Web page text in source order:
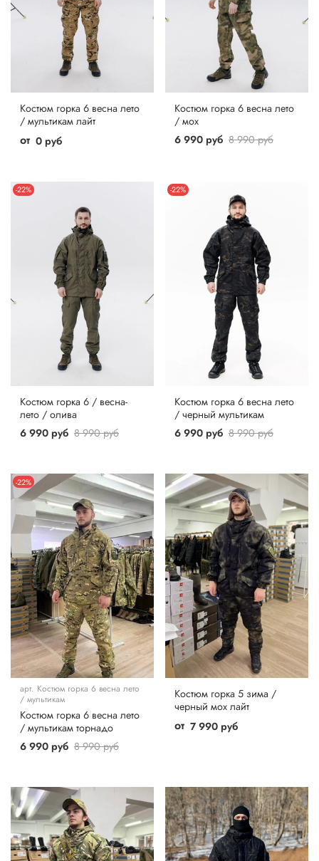
Костюм горка 6 весна лето
/ мультикам лайт
от 0 руб
Костюм горка 6 весна лето
/ мох
6 990 руб 8 990 руб
-22%
Костюм горка 6 / весна-
лето / олива
6 990 руб 8 990 руб
-22%
Костюм горка 6 весна лето
/ черный мультикам
6 990 руб 8 990 руб
-22%
арт. Костюм горка 6 весна лето
/ мультикам
Костюм горка 6 весна лето
/ мультикам торнадо
6 990 руб 8 990 руб
Костюм горка 5 зима /
черный мох лайт
от 7 990 руб